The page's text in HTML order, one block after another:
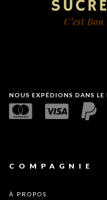
NOUS EXPÉDIONS DANS
COMPAGNIE
À PROPOS